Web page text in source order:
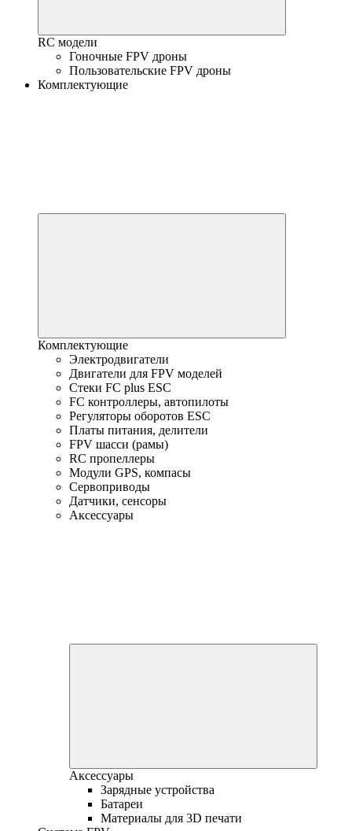
RC модели
Гоночные FPV дроны
Пользовательские FPV дроны
Комплектующие
Комплектующие
Электродвигатели
Двигатели для FPV моделей
Стеки FC plus ESC
FC контроллеры, автопилоты
Регуляторы оборотов ESC
Платы питания, делители
FPV шасси (рамы)
RC пропеллеры
Модули GPS, компасы
Сервоприводы
Датчики, сенсоры
Аксессуары
Аксессуары
Зарядные устройства
Батареи
Материалы для 3D печати